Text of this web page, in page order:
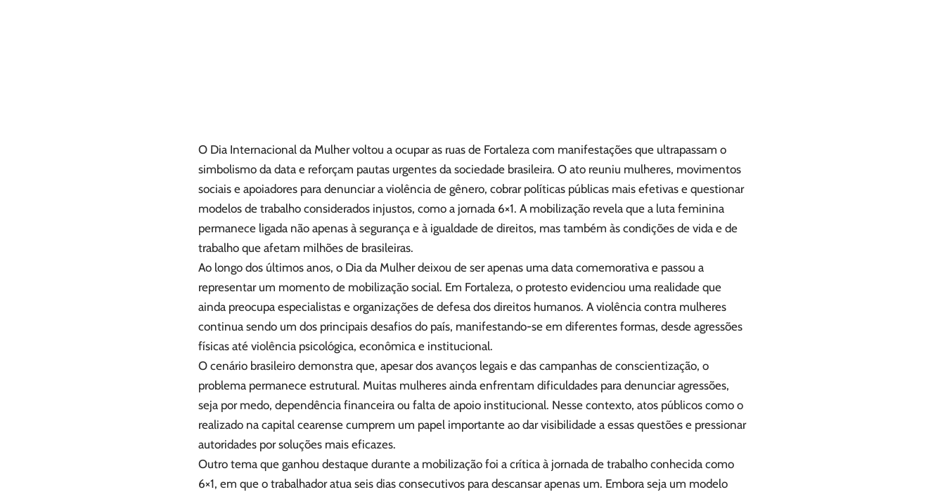
O Dia Internacional da Mulher voltou a ocupar as ruas de Fortaleza com manifestações que ultrapassam o
simbolismo da data e reforçam pautas urgentes da sociedade brasileira. O ato reuniu mulheres, movimentos
sociais e apoiadores para denunciar a violência de gênero, cobrar políticas públicas mais efetivas e questionar
modelos de trabalho considerados injustos, como a jornada 6×1. A mobilização revela que a luta feminina
permanece ligada não apenas à segurança e à igualdade de direitos, mas também às condições de vida e de
trabalho que afetam milhões de brasileiras.
Ao longo dos últimos anos, o Dia da Mulher deixou de ser apenas uma data comemorativa e passou a
representar um momento de mobilização social. Em Fortaleza, o protesto evidenciou uma realidade que
ainda preocupa especialistas e organizações de defesa dos direitos humanos. A violência contra mulheres
continua sendo um dos principais desafios do país, manifestando-se em diferentes formas, desde agressões
físicas até violência psicológica, econômica e institucional.
O cenário brasileiro demonstra que, apesar dos avanços legais e das campanhas de conscientização, o
problema permanece estrutural. Muitas mulheres ainda enfrentam dificuldades para denunciar agressões,
seja por medo, dependência financeira ou falta de apoio institucional. Nesse contexto, atos públicos como o
realizado na capital cearense cumprem um papel importante ao dar visibilidade a essas questões e pressionar
autoridades por soluções mais eficazes.
Outro tema que ganhou destaque durante a mobilização foi a crítica à jornada de trabalho conhecida como
6×1, em que o trabalhador atua seis dias consecutivos para descansar apenas um. Embora seja um modelo